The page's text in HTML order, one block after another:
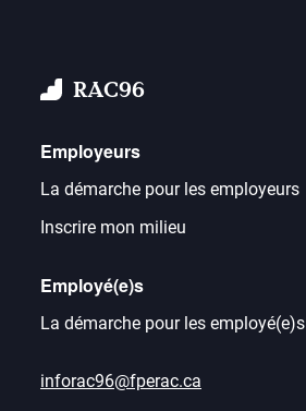
RAC96
Employeurs
La démarche pour les employeurs
Inscrire mon milieu
Employé(e)s
La démarche pour les employé(e)s
inforac96@fperac.ca